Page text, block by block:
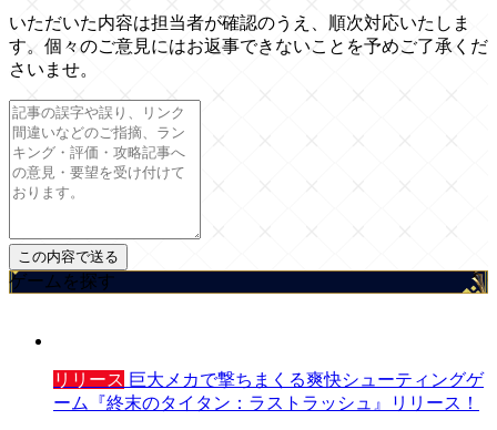
いただいた内容は担当者が確認のうえ、順次対応いたしま
す。個々のご意見にはお返事できないことを予めご了承くだ
さいませ。
ゲームを探す
リリース 巨大メカで撃ちまくる爽快シューティングゲ
ーム『終末のタイタン：ラストラッシュ』リリース！